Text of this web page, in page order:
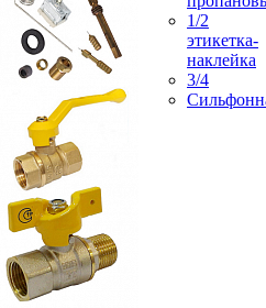
1/2
этикетка-
наклейка
3/4